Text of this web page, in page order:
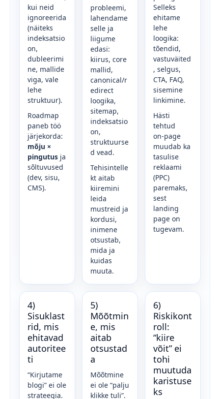
kui neid
ignoreerida
(näiteks
indeksatsio
on,
dubleerimi
ne, mallide
viga, vale
lehe
struktuur).
Roadmap
paneb töö
järjekorda:
mõju ×
pingutus ja
sõltuvused
(dev, sisu,
CMS).
probleemi,
lahendame
selle ja
liigume
edasi:
kiirus, core
mallid,
canonical/r
edirect
loogika,
sitemap,
indeksatsio
on,
struktuurse
d vead.
Tehisintelle
kt aitab
kiiremini
leida
mustreid ja
kordusi,
inimene
otsustab,
mida ja
kuidas
muuta.
Selleks
ehitame
lehe
loogika:
tõendid,
vastuväited
, selgus,
CTA, FAQ,
sisemine
linkimine.
Hästi
tehtud
on‑page
muudab ka
tasulise
reklaami
(PPC)
paremaks,
sest
landing
page on
tugevam.
4)
Sisuklast
rid, mis
ehitavad
autoritee
ti
“Kirjutame
blogi” ei ole
strateegia.
5)
Mõõtmin
e, mis
aitab
otsustad
a
Mõõtmine
ei ole “palju
klikke tuli”.
6)
Riskikont
roll:
“kiire
võit” ei
tohi
muutuda
karistuse
ks